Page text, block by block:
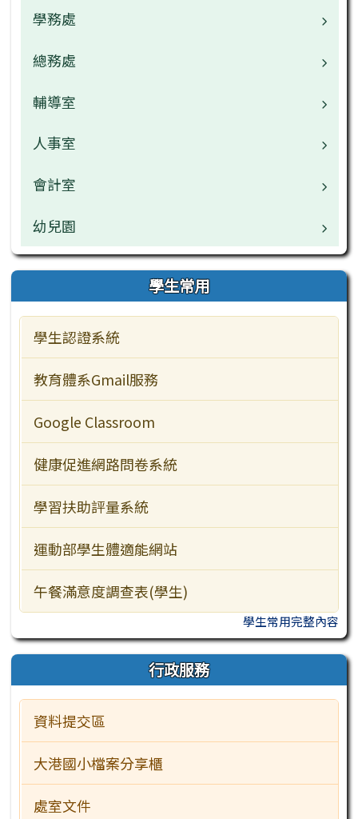
校園公告
業務職掌
校園公告
常用連結
檔案下載
行事曆
網管專區
學生常用
教師常用
主題網站
教學資源
行政服務
訪客常用
學務處
業務職掌
校園公告
檔案下載
行事曆
午餐中心
總務處
業務職掌
校園公告
檔案下載
行事曆
輔導室
業務職掌
校園公告
檔案下載
行事曆
人事室
業務職掌
校園公告
檔案下載
行事曆
會計室
業務職掌
校園公告
檔案下載
行事曆
幼兒園
業務職掌
校園公告
檔案下載
學生常用
學生認證系統
教育體系Gmail服務
Google Classroom
健康促進網路問卷系統
學習扶助評量系統
運動部學生體適能網站
午餐滿意度調查表(學生)
學生常用完整內容
行政服務
資料提交區
大港國小檔案分享櫃
處室文件